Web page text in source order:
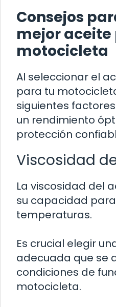
Consejos
mejor
motocicleta
Al seleccionar el
para tu
siguientes
un rendimiento
protección
Viscosidad
La viscosidad del
su capacidad
temperaturas.
Es crucial elegir
adecuada que se
condiciones de
motocicleta.